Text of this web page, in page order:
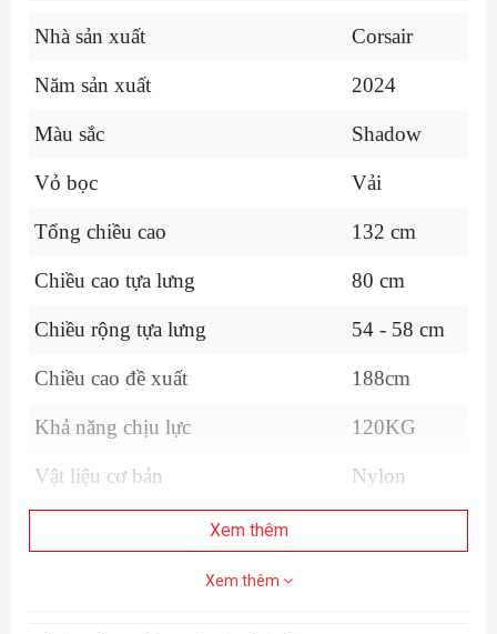
Nhà sản xuất Corsair
Năm sản xuất 2024
Màu sắc Shadow
Vỏ bọc Vải
Tổng chiều cao 132 cm
Chiều cao tựa lưng 80 cm
Chiều rộng tựa lưng 54 - 58 cm
Chiều cao đề xuất 188cm
Khả năng chịu lực 120KG
Vật liệu cơ bản Nylon
Góc nghiêng có thể điều chỉnh
Xem thêm
Xem thêm